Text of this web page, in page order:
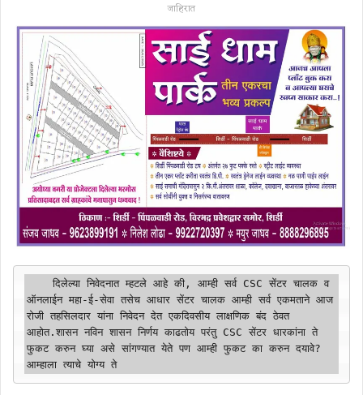
जाहिरात
    दिलेल्या निवेदनात म्हटले आहे की, आम्ही सर्व CSC सेंटर चालक व
ऑनलाईन महा-ई-सेवा तसेच आधार सेंटर चालक आम्ही सर्व एकमताने आज
रोजी तहसिलदार यांना निवेदन देत एकदिवसीय लाक्षणिक बंद ठेवत
आहोत.शासन नविन शासन निर्णय काढतोय परंतु CSC सेंटर धारकांना ते
फुकट करुन घ्या असे सांगण्यात येते पण आम्ही फुकट का करुन दयावे?
आम्हाला त्याचे योग्य ते